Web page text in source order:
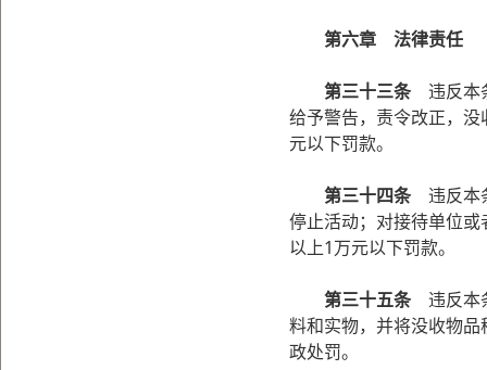
第六章 法律责任
第三十三条违反本
给予警告，责令改正，
元以下罚款。
第三十四条违反本
停止活动；对接待单位
以上1万元以下罚款。
第三十五条违反本
料和实物，并将没收物
政处罚。